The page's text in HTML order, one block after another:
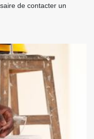
de contacter un